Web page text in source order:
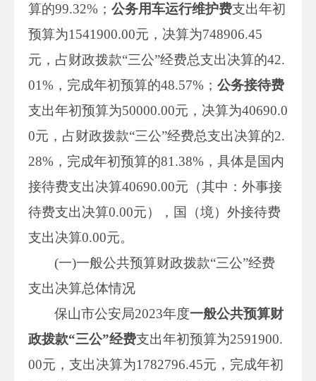
算的99.32%； 公务用车运行维护费支出年初
预算为1541900.00元，决算为748906.45
元，占财政拨款“三公”经费总支出决算的42.
01%，完成年初预算的48.57%； 公务接待费
支出年初预算为50000.00元，决算为40690.0
0元，占财政拨款“三公”经费总支出决算的2.
28%，完成年初预算的81.38%，具体是国内
接待费支出决算40690.00元（其中：外事接
待费支出决算0.00元），国（境）外接待费
支出决算0.00元。
(一)一般公共预算财政拨款“三公”经费
支出决算总体情况
保山市公安局2023年度一般公共预算财
政拨款“三公”经费支出年初预算为2591900.
00元，支出决算为1782796.45元，完成年初